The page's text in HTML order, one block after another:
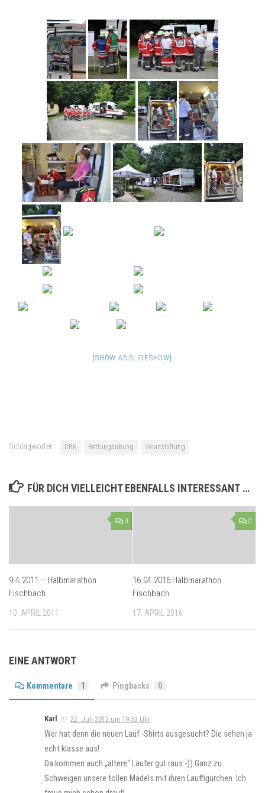
[SHOW AS SLIDESHOW]
Schlagwörter: DRK Rettungsübung Veranstaltung
FÜR DICH VIELLEICHT EBENFALLS INTERESSANT …
0
9.4.2011 – Halbmarathon
Fischbach
10. APRIL 2011
0
16.04.2016 Halbmarathon
Fischbach
17. APRIL 2016
EINE ANTWORT
Kommentare 1 Pingbacks 0
Karl 22. Juli 2012 um 19:53 Uhr
Wer hat denn die neuen Lauf -Shirts ausgesucht? Die sehen ja
echt klasse aus!
Da kommen auch „ältere“ Läufer gut raus:-)) Ganz zu
Schweigen unsere tollen Mädels mit ihren Lauffigürchen. Ich